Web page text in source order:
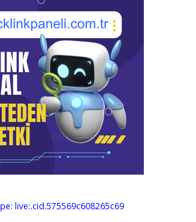
live:.cid.575569c608265c69